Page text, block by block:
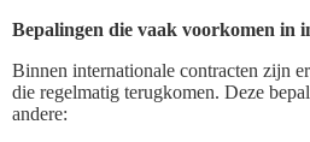
Bepalingen die vaak voorkomen in
Binnen internationale contracten zijn
die regelmatig terugkomen. Deze
andere: